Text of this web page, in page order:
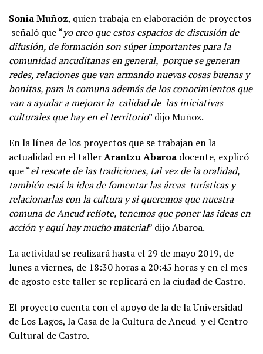
Sonia Muñoz, quien trabaja en elaboración de proyectos
señaló que “yo creo que estos espacios de discusión de
difusión, de formación son súper importantes para la
comunidad ancuditanas en general, porque se generan
redes, relaciones que van armando nuevas cosas buenas y
bonitas, para la comuna además de los conocimientos que
van a ayudar a mejorar la calidad de las iniciativas
culturales que hay en el territorio” dijo Muñoz.
En la línea de los proyectos que se trabajan en la
actualidad en el tallerArantzu Abaroa docente, explicó
que “el rescate de las tradiciones, tal vez de la oralidad,
también está la idea de fomentar las áreas turísticas y
relacionarlas con la cultura y si queremos que nuestra
comuna de Ancud reflote, tenemos que poner las ideas en
acción y aquí hay mucho material” dijo Abaroa.
La actividad se realizará hasta el 29 de mayo 2019, de
lunes a viernes, de 18:30 horas a 20:45 horas y en el mes
de agosto este taller se replicará en la ciudad de Castro.
El proyecto cuenta con el apoyo de la de la Universidad
de Los Lagos, la Casa de la Cultura de Ancud y el Centro
Cultural de Castro.